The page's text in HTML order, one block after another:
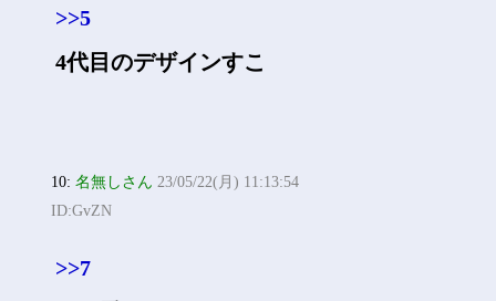
>>5
4代目のデザインすこ
10:名無しさん 23/05/22(月) 11:13:54
ID:GvZN
>>7